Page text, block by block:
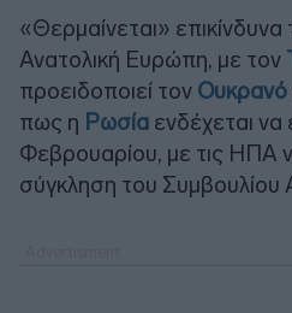
«Θερμαίνεται» επικίνδυνα
Ανατολική Ευρώπη, με τον
προειδοποιεί τον Ουκρανό
πως η Ρωσία ενδέχεται να
Φεβρουαρίου, με τις ΗΠΑ
σύγκληση του